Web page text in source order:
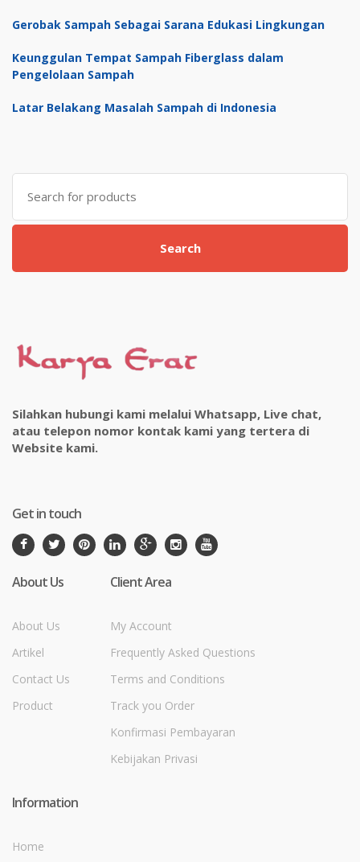
Gerobak Sampah Sebagai Sarana Edukasi Lingkungan
Keunggulan Tempat Sampah Fiberglass dalam
Pengelolaan Sampah
Latar Belakang Masalah Sampah di Indonesia
Search
for:
Search
Silahkan hubungi kami melalui Whatsapp, Live chat,
atau telepon nomor kontak kami yang tertera di
Website kami.
Get in touch
About Us
About Us
Artikel
Contact Us
Product
Client Area
My Account
Frequently Asked Questions
Terms and Conditions
Track you Order
Konfirmasi Pembayaran
Kebijakan Privasi
Information
Home